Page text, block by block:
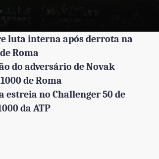
luta interna após derrota na
Roma
do adversário de Novak
de Roma
estreia no Challenger 50 de
da ATP